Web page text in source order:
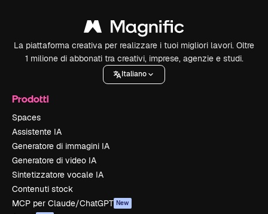
La piattaforma creativa per realizzare i tuoi migliori lavori. Oltre
1 milione di abbonati tra creativi, imprese, agenzie e studi.
Italiano
Prodotti
Spaces
Assistente IA
Generatore di immagini IA
Generatore di video IA
Sintetizzatore vocale IA
Contenuti stock
MCP per Claude/ChatGPT New